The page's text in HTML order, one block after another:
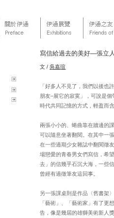
寫信給過去的美好—張立
文 /吳嘉瑄
「好多人不見了，我們以後也
朋友–展它的寂寞」，可說是
時代共同記憶的方式，輕盈而
兩張小小的、蜷曲靠在牆邊的
可以隨意坐著翻閱。在其中一
在一些過期少女雜誌中翻閱徵
場戀愛的青春男女們寫信，希
去」的信幾乎石沉大海，一些
曾經有過徵筆友這回事。
另一張課桌則是作品〈舊書架
「藝術」、「藝術家」有了
告，像是幾屆的雄獅美術新人